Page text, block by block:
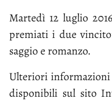
Mar­te­dì 12 lu­glio
pre­mia­ti i due
sag­gio e ro­man­zo.
Ul­te­rio­ri in­for­ma­zio­ni
di­spo­ni­bi­li sul si­to